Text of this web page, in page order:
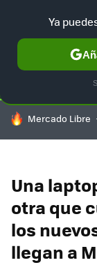
SELECCIÓN
HOY SE HABLA
Mercado Libre
Una
otra que
los
llegan a
Ya